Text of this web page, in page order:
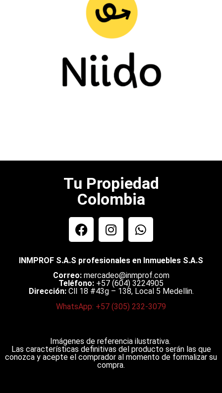
Tu Propiedad
Colombia
INMPROF S.A.S profesionales en Inmuebles S.A.S
Correo: mercadeo@inmprof.com
Teléfono: +57 (604) 3224905
Dirección:Cll 18 #43g – 138, Local 5 Medellin.
WhatsApp: +57 (305) 232-3079
Imágenes de referencia ilustrativa.
Las características definitivas del producto serán las que
conozca y acepte el comprador al momento de formalizar su
compra.